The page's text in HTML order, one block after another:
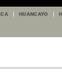
HUANCAYO